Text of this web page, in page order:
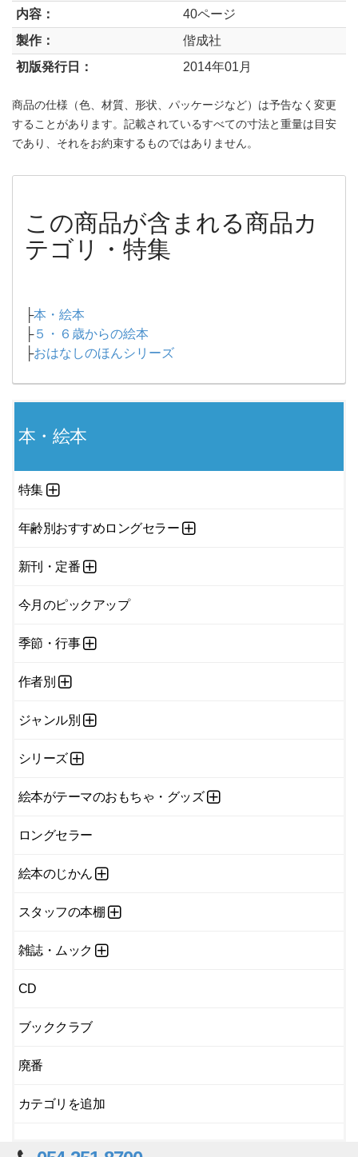
内容：
40ページ
製作：
偕成社
初版発行日：
2014年01月
商品の仕様（色、材質、形状、パッケージなど）は予告なく変更
することがあります。記載されているすべての寸法と重量は目安
であり、それをお約束するものではありません。
この商品が含まれる商品カ
テゴリ・特集
├本・絵本
├５・６歳からの絵本
├おはなしのほんシリーズ
本・絵本
特集
年齢別おすすめロングセラー
新刊・定番
今月のピックアップ
季節・行事
作者別
ジャンル別
シリーズ
絵本がテーマのおもちゃ・グッズ
ロングセラー
絵本のじかん
スタッフの本棚
雑誌・ムック
CD
ブッククラブ
廃番
カテゴリを追加